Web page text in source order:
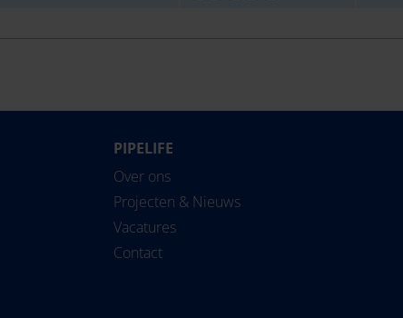
PIPELIFE
Over ons
Projecten & Nieuws
Vacatures
Contact